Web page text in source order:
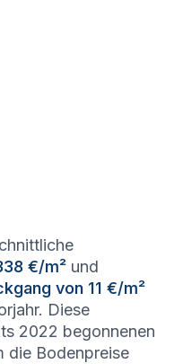
€/m² und
von 11 €/m²
Diese
2022 begonnenen
die Bodenpreise